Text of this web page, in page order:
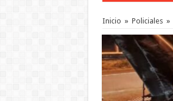
Inicio » Policiales »